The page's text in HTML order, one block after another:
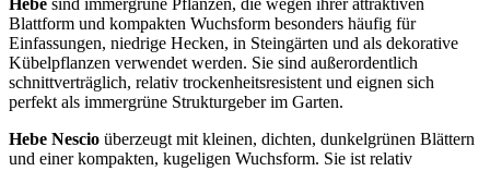
Blattform und kompakten Wuchsform besonders häufig für
Einfassungen, niedrige Hecken, in Steingärten und als dekorative
Kübelpflanzen verwendet werden. Sie sind außerordentlich
schnittverträglich, relativ trockenheitsresistent und eignen sich
perfekt als immergrüne Strukturgeber im Garten.
Hebe Nescio überzeugt mit kleinen, dichten, dunkelgrünen Blättern
und einer kompakten, kugeligen Wuchsform. Sie ist relativ